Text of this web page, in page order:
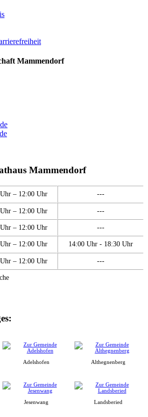
Mammendorf
Mammendorf
– 12:00 Uhr ---
– 12:00 Uhr ---
– 12:00 Uhr ---
– 12:00 Uhr 14:00 Uhr - 18:30 Uhr
– 12:00 Uhr ---
Adelshofen Althegnenberg
Jesenwang Landsberied